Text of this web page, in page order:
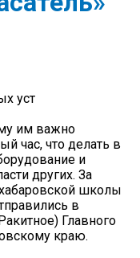
уст
им важно
час, что делать в
и
других. За
школы
в
Главного
краю.